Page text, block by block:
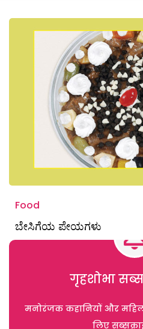
Food
ಬೇಸಿಗೆಯ ಪೇಯಗಳು
गृहशोभा
मनोरंजक कहानियों और
लिए